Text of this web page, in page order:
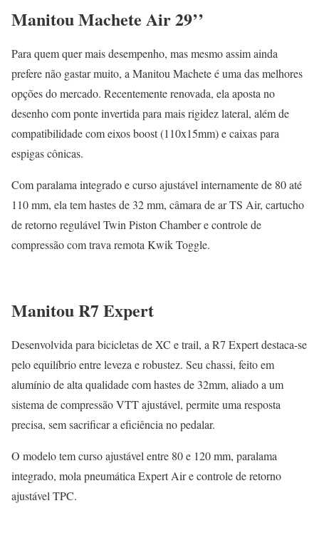
Manitou Machete Air 29’’
Para quem quer mais desempenho, mas mesmo assim ainda
prefere não gastar muito, a Manitou Machete é uma das melhores
opções do mercado. Recentemente renovada, ela aposta no
desenho com ponte invertida para mais rigidez lateral, além de
compatibilidade com eixos boost (110x15mm) e caixas para
espigas cônicas.
Com paralama integrado e curso ajustável internamente de 80 até
110 mm, ela tem hastes de 32 mm, câmara de ar TS Air, cartucho
de retorno regulável Twin Piston Chamber e controle de
compressão com trava remota Kwik Toggle.
Manitou R7 Expert
Desenvolvida para bicicletas de XC e trail, a R7 Expert destaca-se
pelo equilíbrio entre leveza e robustez. Seu chassi, feito em
alumínio de alta qualidade com hastes de 32mm, aliado a um
sistema de compressão VTT ajustável, permite uma resposta
precisa, sem sacrificar a eficiência no pedalar.
O modelo tem curso ajustável entre 80 e 120 mm, paralama
integrado, mola pneumática Expert Air e controle de retorno
ajustável TPC.